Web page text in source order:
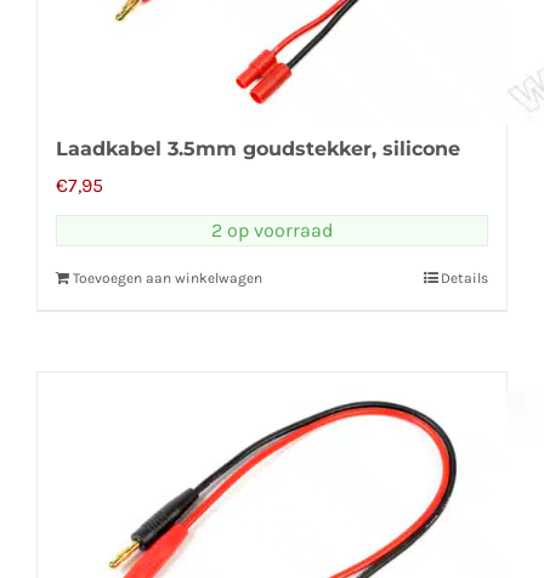
Laadkabel 3.5mm goudstekker, silicone
€7,95
2 op voorraad
Toevoegen aan winkelwagen Details